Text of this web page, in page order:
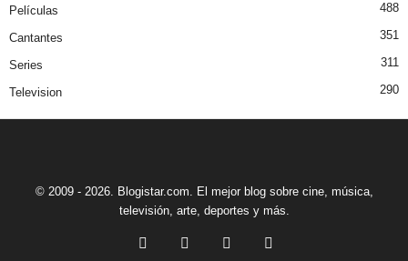
Películas 488
Cantantes 351
Series 311
Television 290
© 2009 - 2026. Blogistar.com. El mejor blog sobre cine, música,
televisión, arte, deportes y más.